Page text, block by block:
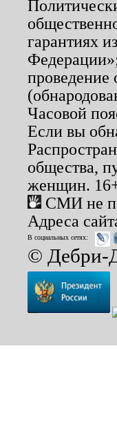
гарантиях
Часовой
Если вы
общества,
женщин. 16+
СМИ не
Адреса
В социальных сетях:
© Дебри-